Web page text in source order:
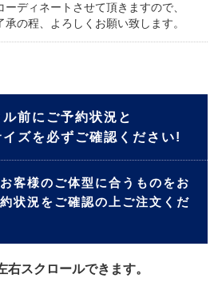
ーディネートさせて頂きますので、
承の程、よろしくお願い致します。
ル前にご予約状況と
イズを必ずご確認ください!
客様のご体型に合うものをお
状況をご確認の上ご注文くだ
右スクロールできます。